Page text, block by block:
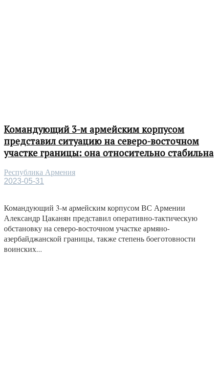
Командующий 3-м армейским корпусом
представил ситуацию на северо-восточном
участке границы: она относительно стабильна
Республика Армения
2023-05-31
Командующий 3-м армейским корпусом ВС Армении
Александр Цаканян представил оперативно-тактическую
обстановку на северо-восточном участке армяно-
азербайджанской границы, также степень боеготовности
воинских...